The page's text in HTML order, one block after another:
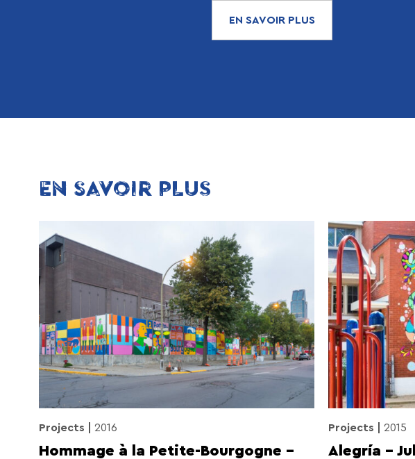
EN SAVOIR PLUS
EN SAVOIR PLUS
Projects 2016
Hommage à la Petite-Bourgogne –
Projects 2015
Alegría –